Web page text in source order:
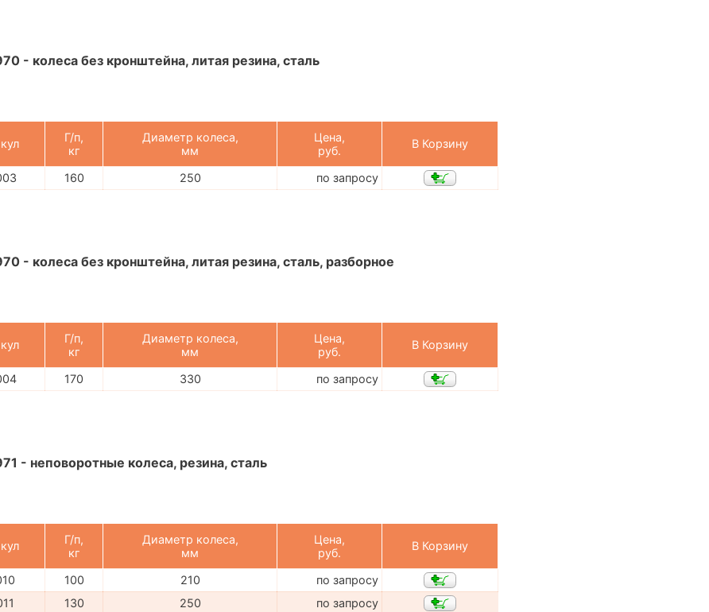
- колеса без кронштейна, литая резина, сталь
Г/п,
кг
Диаметр колеса,
мм
Цена,
руб.
В Корзину
160 250 по запросу
- колеса без кронштейна, литая резина, сталь, разборное
Г/п,
кг
Диаметр колеса,
мм
Цена,
руб.
В Корзину
170 330 по запросу
- неповоротные колеса, резина, сталь
Г/п,
кг
Диаметр колеса,
мм
Цена,
руб.
В Корзину
100 210
по запросу
130 250 по запросу